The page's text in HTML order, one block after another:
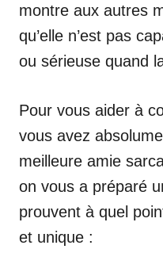
montre aux autres
qu’elle n’est pas
ou sérieuse quand
Pour vous aider à
vous avez
meilleure amie
on vous a préparé
prouvent à quel
et unique :